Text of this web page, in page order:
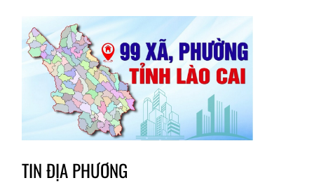
TIN ĐỊA PHƯƠNG